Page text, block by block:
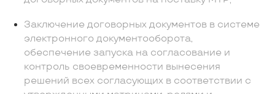
Заключение договорных документов в системе
электронного документооборота,
обеспечение запуска на согласование и
контроль своевременности вынесения
решений всех согласующих в соответствии с